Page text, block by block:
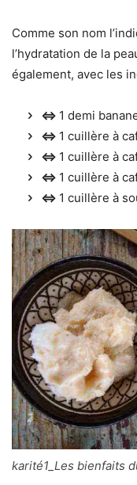
Comme son nom
l’hydratation de la
également, avec les
⇔ 1 demi
⇔ 1 cuillère à
⇔ 1 cuillère à
⇔ 1 cuillère à
⇔ 1 cuillère à
karité1_Les bienfaits